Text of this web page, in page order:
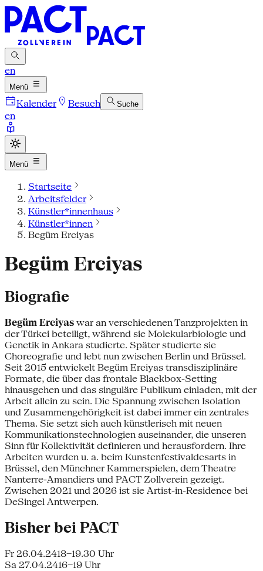
en
Menü
Kalender Besuch Suche
en
Menü
Startseite
Arbeitsfelder
Künstler*innenhaus
Künstler*innen
Begüm Erciyas
Begüm Erciyas
Biografie
Begüm Erciyas war an verschiedenen Tanzprojekten in
der Türkei beteiligt, während sie Molekularbiologie und
Genetik in Ankara studierte. Später studierte sie
Choreografie und lebt nun zwischen Berlin und Brüssel.
Seit 2015 entwickelt Begüm Erciyas transdisziplinäre
Formate, die über das frontale Blackbox-Setting
hinausgehen und das singuläre Publikum einladen, mit der
Arbeit allein zu sein. Die Spannung zwischen Isolation
und Zusammengehörigkeit ist dabei immer ein zentrales
Thema. Sie setzt sich auch künstlerisch mit neuen
Kommunikationstechnologien auseinander, die unseren
Sinn für Kollektivität definieren und herausfordern. Ihre
Arbeiten wurden u. a. beim Kunstenfestivaldesarts in
Brüssel, den Münchner Kammerspielen, dem Theatre
Nanterre-Amandiers und PACT Zollverein gezeigt.
Zwischen 2021 und 2026 ist sie Artist-in-Residence bei
DeSingel Antwerpen.
Bisher bei PACT
Fr 26.04.2418–19.30 Uhr
Sa 27.04.2416–19 Uhr